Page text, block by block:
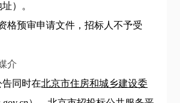
）。
格预审申请文件，招标人不予受
介
告同时在北京市住房和城乡建设委